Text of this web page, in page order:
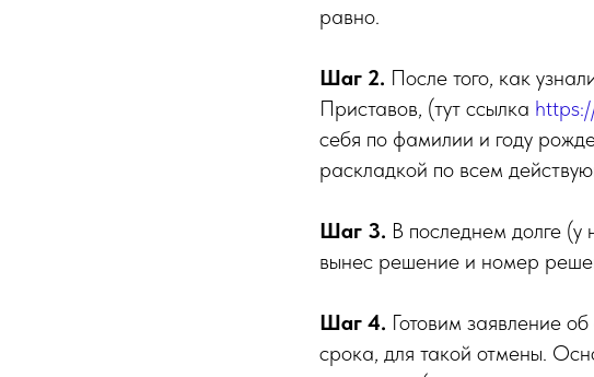
равно.
Шаг 2. После того, как
Приставов, (тут ссылка
себя по фамилии и году
раскладкой по всем
Шаг 3. В последнем долге (у
вынес решение и номер
Шаг 4. Готовим заявление
срока, для такой отмены.